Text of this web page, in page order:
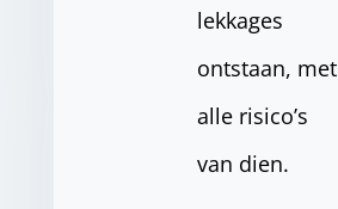
lekkages
ontstaan, met
alle risico’s
van dien.